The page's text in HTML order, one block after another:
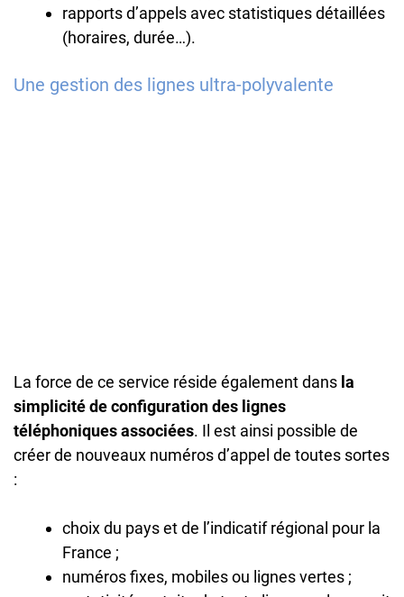
rapports d’appels avec statistiques détaillées
(horaires, durée…).
Une gestion des lignes ultra-polyvalente
La force de ce service réside également dans la
simplicité de configuration des lignes
téléphoniques associées. Il est ainsi possible de
créer de nouveaux numéros d’appel de toutes sortes
:
choix du pays et de l’indicatif régional pour la
France ;
numéros fixes, mobiles ou lignes vertes ;